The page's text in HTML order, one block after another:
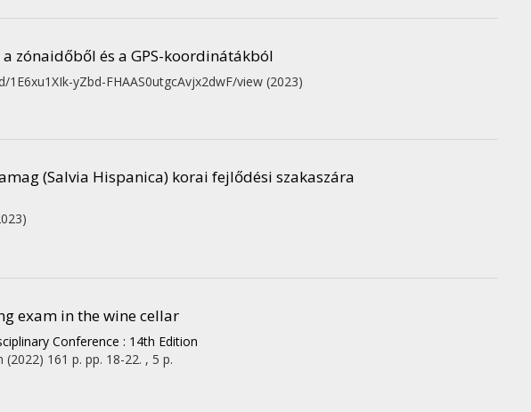
zónaidőből és a GPS-koordinátákból
yZbd-FHAAS0utgcAvjx2dwF/view (2023)
(Salvia Hispanica) korai fejlődési szakaszára
exam in the wine cellar
Conference : 14th Edition
(2022) 161 p. pp. 18-22. , 5 p.